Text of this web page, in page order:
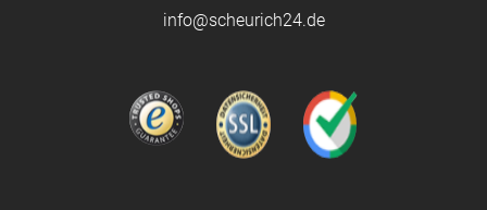
info@scheurich24.de